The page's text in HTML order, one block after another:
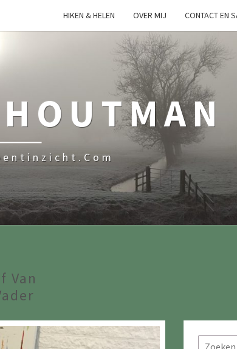
HIKEN & HELEN OVER MIJ CONTACT EN
Van
Zoeken